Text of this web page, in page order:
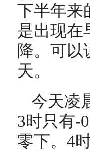
下半年来
是出现在
降。可以
天。
今天凌
3时只有-
零下。4